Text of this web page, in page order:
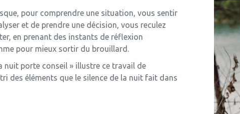
pour comprendre une situation, vous sentir
et de prendre une décision, vous reculez
en prenant des instants de réflexion
pour mieux sortir du brouillard.
nuit porte conseil » illustre ce travail de
des éléments que le silence de la nuit fait dans